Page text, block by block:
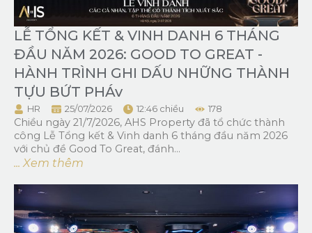
LỄ TỔNG KẾT & VINH DANH 6 THÁNG
ĐẦU NĂM 2026: GOOD TO GREAT -
HÀNH TRÌNH GHI DẤU NHỮNG THÀNH
TỰU BỨT PHÁv
HR 25/07/2026 12:46 chiều 178
Chiều ngày 21/7/2026, AHS Property đã tổ chức thành
công Lễ Tổng kết & Vinh danh 6 tháng đầu năm 2026
với chủ đề Good To Great, đánh...
... Xem thêm